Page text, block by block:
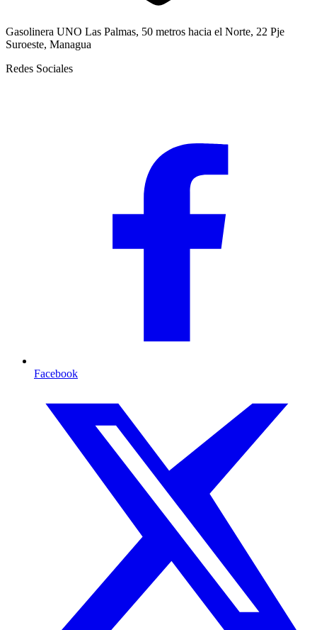
Gasolinera UNO Las Palmas, 50 metros hacia el Norte, 22 Pje
Suroeste, Managua
Redes Sociales
Facebook